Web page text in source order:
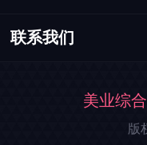
联系我们
美业综
版